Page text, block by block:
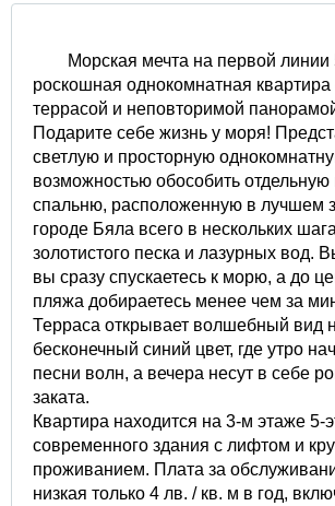
Морская мечта на первой линии
роскошная однокомнатная
террасой и неповторимой
Подарите себе жизнь у моря!
светлую и просторную
возможностью обособить отдельную
спальню, расположенную в лучшем
городе Бяла всего в нескольких
золотистого песка и лазурных вод.
вы сразу спускаетесь к морю, а до
пляжа добираетесь менее чем за
Терраса открывает волшебный вид
бесконечный синий цвет, где утро
песни волн, а вечера несут в себе
заката.
Квартира находится на 3-м этаже 5-
современного здания с лифтом и
проживанием. Плата за
низкая только 4 лв. / кв. м в год,